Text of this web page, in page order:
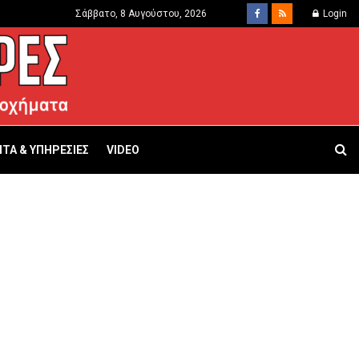
Σάββατο, 8 Αυγούστου, 2026 Login
& ΥΠΗΡΕΣΙΕΣ VIDEO